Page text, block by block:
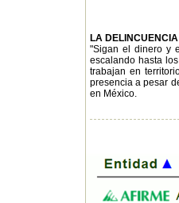
LA
"Sigan el dinero y
escalando hasta
trabajan en
presencia a pesar
en México.